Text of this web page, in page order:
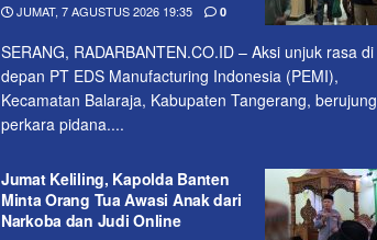
JUMAT, 7 AGUSTUS 2026 19:35 0
SERANG, RADARBANTEN.CO.ID – Aksi unjuk rasa di
depan PT EDS Manufacturing Indonesia (PEMI),
Kecamatan Balaraja, Kabupaten Tangerang, berujung
perkara pidana....
Jumat Keliling, Kapolda Banten
Minta Orang Tua Awasi Anak dari
Narkoba dan Judi Online